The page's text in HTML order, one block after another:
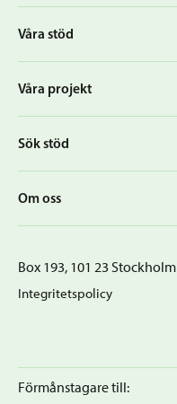
Våra stöd
Våra projekt
Sök stöd
Om oss
Förmånstagare till:
Box 193, 101 23 Stockholm
Integritetspolicy